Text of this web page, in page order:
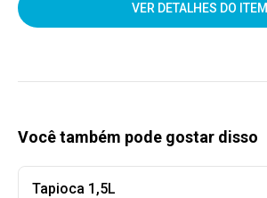
VER DETALHES DO ITEM
Você também pode gostar disso
Tapioca 1,5L